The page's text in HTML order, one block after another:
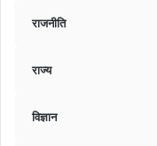
राजनीति
राज्य
विज्ञान